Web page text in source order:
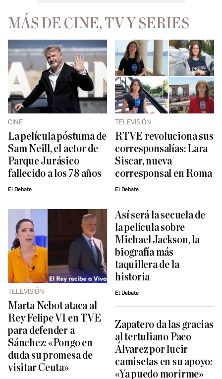
MÁS DE CINE, TV Y SERIES
CINE
La película póstuma de
Sam Neill, el actor de
Parque Jurásico
fallecido a los 78 años
El Debate
TELEVISIÓN
RTVE revoluciona sus
corresponsalías: Lara
Siscar, nueva
corresponsal en Roma
El Debate
TELEVISIÓN
Marta Nebot ataca al
Rey Felipe VI en TVE
para defender a
Sánchez: «Pongo en
duda su promesa de
visitar Ceuta»
Así será la secuela de
la película sobre
Michael Jackson, la
biografía más
taquillera de la
historia
El Debate
Zapatero da las gracias
al tertuliano Paco
Álvarez por lucir
camisetas en su apoyo:
«Ya puedo morirme»